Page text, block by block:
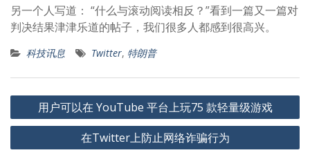
另一个人写道： “什么与滚动阅读相反？”看到一篇又一篇对
判决结果津津乐道的帖子，我们很多人都感到很高兴。
科技讯息 Twitter, 特朗普
文
章
用户可以在 YouTube 平台上玩75 款轻量级游戏
在Twitter上防止网络诈骗行为